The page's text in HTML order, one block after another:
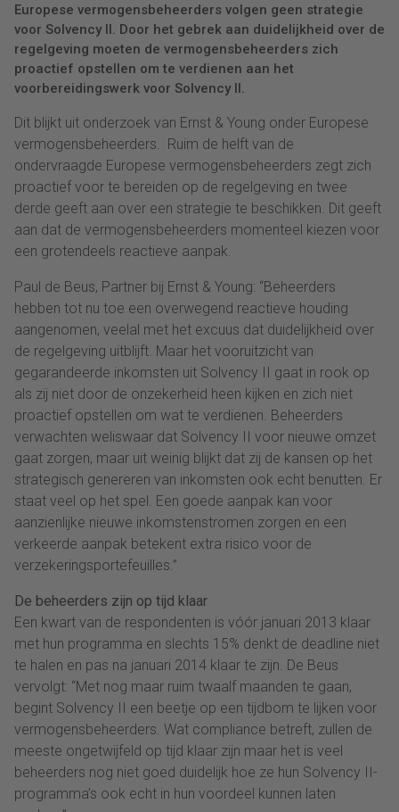
Europese vermogensbeheerders volgen geen strategie
voor Solvency II. Door het gebrek aan duidelijkheid over de
regelgeving moeten de vermogensbeheerders zich
proactief opstellen om te verdienen aan het
voorbereidingswerk voor Solvency II.
Dit blijkt uit onderzoek van Ernst & Young onder Europese
vermogensbeheerders. Ruim de helft van de
ondervraagde Europese vermogensbeheerders zegt zich
proactief voor te bereiden op de regelgeving en twee
derde geeft aan over een strategie te beschikken. Dit geeft
aan dat de vermogensbeheerders momenteel kiezen voor
een grotendeels reactieve aanpak.
Paul de Beus, Partner bij Ernst & Young: “Beheerders
hebben tot nu toe een overwegend reactieve houding
aangenomen, veelal met het excuus dat duidelijkheid over
de regelgeving uitblijft. Maar het vooruitzicht van
gegarandeerde inkomsten uit Solvency II gaat in rook op
als zij niet door de onzekerheid heen kijken en zich niet
proactief opstellen om wat te verdienen. Beheerders
verwachten weliswaar dat Solvency II voor nieuwe omzet
gaat zorgen, maar uit weinig blijkt dat zij de kansen op het
strategisch genereren van inkomsten ook echt benutten. Er
staat veel op het spel. Een goede aanpak kan voor
aanzienlijke nieuwe inkomstenstromen zorgen en een
verkeerde aanpak betekent extra risico voor de
verzekeringsportefeuilles.”
De beheerders zijn op tijd klaar
Een kwart van de respondenten is vóór januari 2013 klaar
met hun programma en slechts 15% denkt de deadline niet
te halen en pas na januari 2014 klaar te zijn. De Beus
vervolgt: “Met nog maar ruim twaalf maanden te gaan,
begint Solvency II een beetje op een tijdbom te lijken voor
vermogensbeheerders. Wat compliance betreft, zullen de
meeste ongetwijfeld op tijd klaar zijn maar het is veel
beheerders nog niet goed duidelijk hoe ze hun Solvency II-
programma’s ook echt in hun voordeel kunnen laten